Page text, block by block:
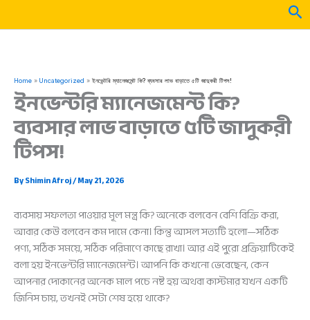
Home Uncategorized ইনভেন্টরি ম্যানেজমেন্ট কি? ব্যবসার লাভ বাড়াতে ৫টি জাদুকরী টিপস!
ইনভেন্টরি ম্যানেজমেন্ট কি?
ব্যবসার লাভ বাড়াতে ৫টি জাদুকরী
টিপস!
ByShimin Afroj/May 21, 2026
ব্যবসায় সফলতা পাওয়ার মূল মন্ত্র কি? অনেকে বলবেন বেশি বিক্রি করা,
আবার কেউ বলবেন কম দামে কেনা। কিন্তু আসল সত্যটি হলো—সঠিক
পণ্য, সঠিক সময়ে, সঠিক পরিমাণে কাছে রাখা। আর এই পুরো প্রক্রিয়াটিকেই
বলা হয় ইনভেন্টরি ম্যানেজমেন্ট। আপনি কি কখনো ভেবেছেন, কেন
আপনার দোকানের অনেক মাল পচে নষ্ট হয় অথবা কাস্টমার যখন একটি
জিনিস চায়, তখনই সেটা শেষ হয়ে থাকে?